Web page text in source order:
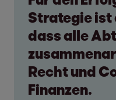
Strategie ist
dass alle
Recht und
Finanzen.